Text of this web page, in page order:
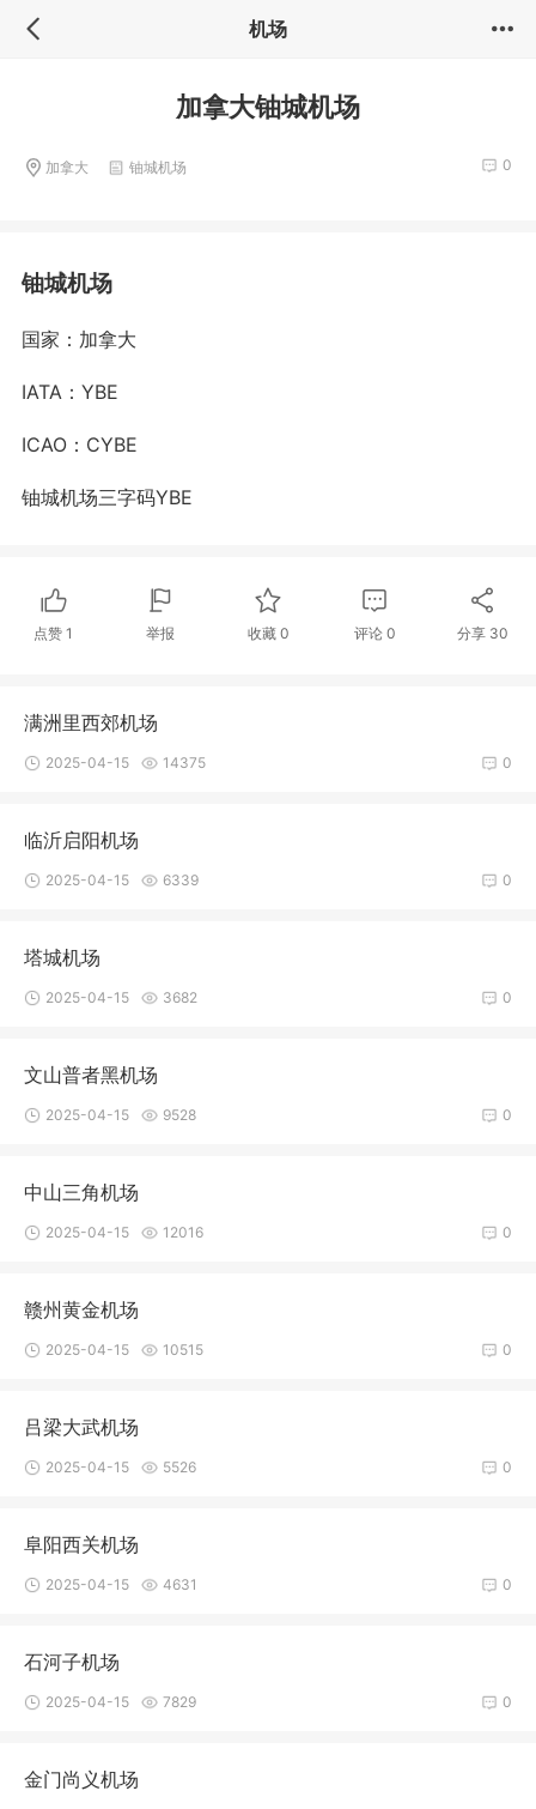
机场
加拿大铀城机场
加拿大 铀城机场 0
铀城机场
国家：加拿大
IATA：YBE
ICAO：CYBE
铀城机场三字码YBE
点赞1 举报 收藏 0 评论0 分享 30
满洲里西郊机场
0
2025-04-15 14375
临沂启阳机场
0
2025-04-15 6339
塔城机场
0
2025-04-15 3682
文山普者黑机场
0
2025-04-15 9528
中山三角机场
0
2025-04-15 12016
赣州黄金机场
0
2025-04-15 10515
吕梁大武机场
0
2025-04-15 5526
阜阳西关机场
0
2025-04-15 4631
石河子机场
0
2025-04-15 7829
金门尚义机场